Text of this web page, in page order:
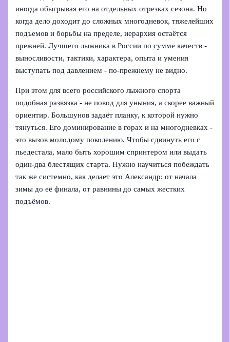
иногда обыгрывая его на отдельных отрезках сезона. Но
когда дело доходит до сложных многодневок, тяжелейших
подъемов и борьбы на пределе, иерархия остаётся
прежней. Лучшего лыжника в России по сумме качеств -
выносливости, тактики, характера, опыта и умения
выступать под давлением - по-прежнему не видно.
При этом для всего российского лыжного спорта
подобная развязка - не повод для уныния, а скорее важный
ориентир. Большунов задаёт планку, к которой нужно
тянуться. Его доминирование в горах и на многодневках -
это вызов молодому поколению. Чтобы сдвинуть его с
пьедестала, мало быть хорошим спринтером или выдать
один‑два блестящих старта. Нужно научиться побеждать
так же системно, как делает это Александр: от начала
зимы до её финала, от равнины до самых жестких
подъёмов.